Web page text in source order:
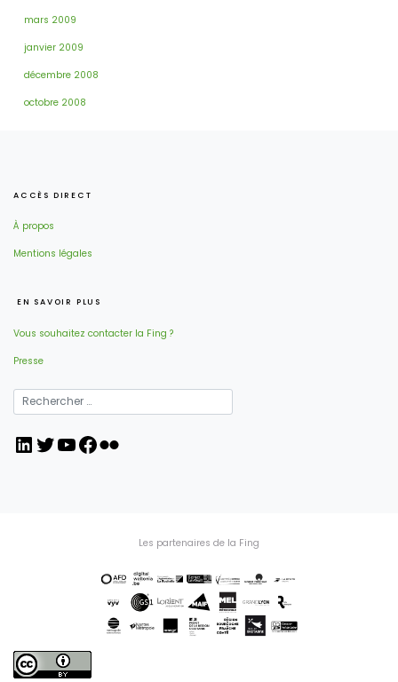
mars 2009
janvier 2009
décembre 2008
octobre 2008
ACCÈS DIRECT
À propos
Mentions légales
EN SAVOIR PLUS
Vous souhaitez contacter la Fing ?
Presse
LinkedIn
Twitter
YouTube
Facebook
Flickr
Les partenaires de la Fing